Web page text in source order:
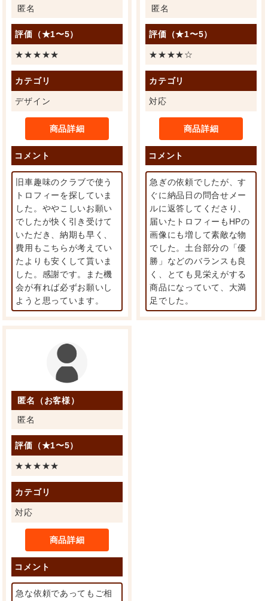
匿名
評価（★1〜5）
★★★★★
カテゴリ
デザイン
商品詳細
コメント
旧車趣味のクラブで使う
トロフィーを探していま
した。ややこしいお願い
でしたが快く引き受けて
いただき、納期も早く、
費用もこちらが考えてい
たよりも安くして貰いま
した。感謝です。また機
会が有れば必ずお願いし
ようと思っています。
匿名
評価（★1〜5）
★★★★☆
カテゴリ
対応
商品詳細
コメント
急ぎの依頼でしたが、す
ぐに納品日の問合せメー
ルに返答してくださり、
届いたトロフィーもHPの
画像にも増して素敵な物
でした。土台部分の「優
勝」などのバランスも良
く、とても見栄えがする
商品になっていて、大満
足でした。
匿名（お客様）
匿名
評価（★1〜5）
★★★★★
カテゴリ
対応
商品詳細
コメント
急な依頼であってもご相